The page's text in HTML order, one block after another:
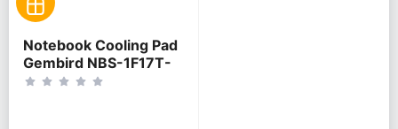
Notebook Cooling Pad
Gembird NBS-1F17T-
01, up to 17'', 1x150